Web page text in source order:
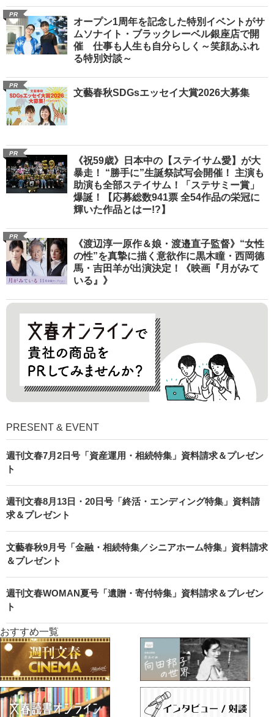
PR
オープン1周年を記念した特別イベントがサ
ムソナイト・ブラックレーベル銀座店で開
催 仕事も人生も自分らしく～笑顔あふれ
る特別対談～
PR
文藝春秋SDGsエッセイ大賞2026大募集
PR
《祝59歳》日本中の【ステイサム愛】が大
暴走！ “勝手に”生誕祭試写会開催！ 主演も
助演も全部ステイサム！「ステサミー賞」
爆誕！【応募総数941票 全54作品の栄冠に
輝いた作品とはー!?】
PR
《渡辺淳一原作＆娘・渡邉直子監督》“女性
の性”を真摯に描く意欲作に黒木瞳・西岡德
馬・吉田羊が出演決定！《映画『月がみて
いる』》
PRESENT & EVENT
週刊文春7月2日号「資産運用・相続特集」資料請求＆プレゼン
ト
週刊文春8月13日・20日号「終活・エンディング特集」資料請
求＆プレゼント
文藝春秋9月号「金融・相続特集／シニアホーム特集」資料請求
＆プレゼント
週刊文春WOMAN夏号「遺贈・寄付特集」資料請求＆プレゼン
ト
おすすめ一覧